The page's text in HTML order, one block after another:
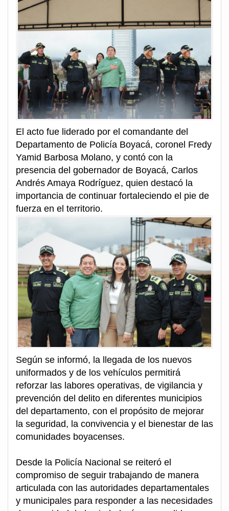
El acto fue liderado por el comandante del
Departamento de Policía Boyacá, coronel Fredy
Yamid Barbosa Molano, y contó con la
presencia del gobernador de Boyacá, Carlos
Andrés Amaya Rodríguez, quien destacó la
importancia de continuar fortaleciendo el pie de
fuerza en el territorio.
Según se informó, la llegada de los nuevos
uniformados y de los vehículos permitirá
reforzar las labores operativas, de vigilancia y
prevención del delito en diferentes municipios
del departamento, con el propósito de mejorar
la seguridad, la convivencia y el bienestar de las
comunidades boyacenses.
Desde la Policía Nacional se reiteró el
compromiso de seguir trabajando de manera
articulada con las autoridades departamentales
y municipales para responder a las necesidades